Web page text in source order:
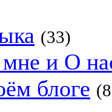
(33)
и О
блоге